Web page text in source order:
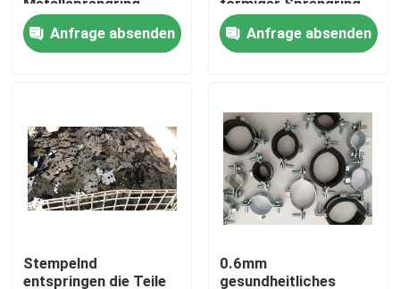
Treten Sie mit uns in Verbindung
Aluminiumabdeckplatte
Trockenmauerzusätze
Metallsprengring-
schnelle Freigabe
Anfrage absenden
förmiger Sprengring
Anfrage absenden
Stempelnd
entspringen die Teile
0.6mm
gesundheitliches